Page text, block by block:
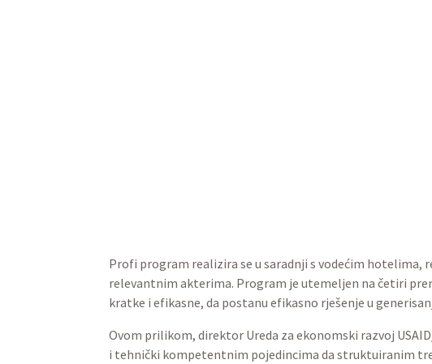
Profi program realizira se u saradnji s vodećim
relevantnim akterima. Program je utemeljen na četiri
kratke i efikasne, da postanu efikasno rješenje u
Ovom prilikom, direktor Ureda za ekonomski razvoj
i tehnički kompetentnim pojedincima da struktuiranim